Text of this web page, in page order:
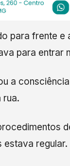
para frente e
para entrar
a
rua.
regular.